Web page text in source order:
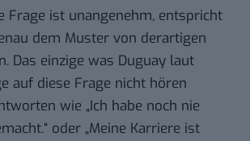
Frage ist unangenehm, entspricht
dem Muster von derartigen
Das einzige was Duguay laut
auf diese Frage nicht hören
wie „Ich habe noch nie
oder „Meine Karriere ist